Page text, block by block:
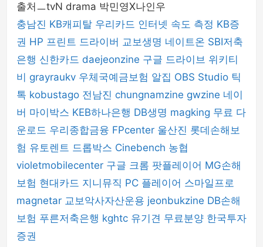
출처ㅡtvN drama 박민영X나인우
충남진 KB캐피탈 우리카드 인터넷 속도 측정 KB증
권 HP 프린트 드라이버 교보생명 네이트온 SBI저축
은행 신한카드 daejeonzine 구글 드라이브 위키티
비 grayraukv 우체국예금보험 알집 OBS Studio 틱
톡 kobustago 전남진 chungnamzine gwzine 네이
버 마이박스 KEB하나은행 DB생명 magking 무료 다
운로드 우리종합금융 FPcenter 울산진 롯데손해보
험 유토렌트 드롭박스 Cinebench 농협
violetmobilecenter 구글 크롬 팟플레이어 MG손해
보험 현대카드 지니뮤직 PC 플레이어 스마일프로
magnetar 교보악사자산운용 jeonbukzine DB손해
보험 푸른저축은행 kghtc 유기견 무료분양 한국투자
증권